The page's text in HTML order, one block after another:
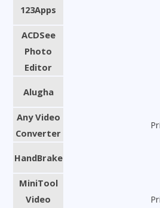
123Apps
ACDSee
Photo
Editor
Alugha
Any Video
Converter
HandBrake
MiniTool
Video